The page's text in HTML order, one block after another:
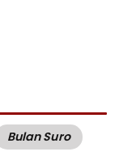
Bulan Suro